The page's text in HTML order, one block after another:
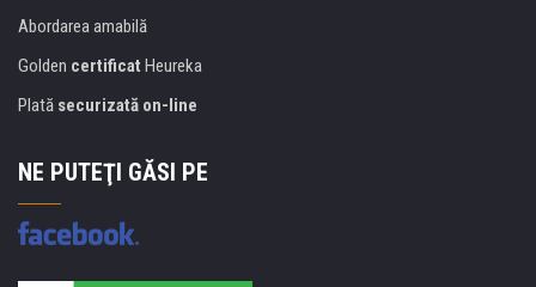
Abordarea amabilă
Golden certificat Heureka
Plată securizată on-line
NE PUTEŢI GĂSI PE